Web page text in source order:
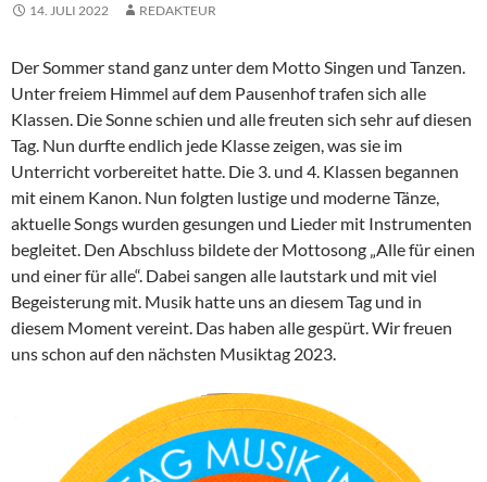
14. JULI 2022 REDAKTEUR
Der Sommer stand ganz unter dem Motto Singen und Tanzen.
Unter freiem Himmel auf dem Pausenhof trafen sich alle
Klassen. Die Sonne schien und alle freuten sich sehr auf diesen
Tag. Nun durfte endlich jede Klasse zeigen, was sie im
Unterricht vorbereitet hatte. Die 3. und 4. Klassen begannen
mit einem Kanon. Nun folgten lustige und moderne Tänze,
aktuelle Songs wurden gesungen und Lieder mit Instrumenten
begleitet. Den Abschluss bildete der Mottosong „Alle für einen
und einer für alle“. Dabei sangen alle lautstark und mit viel
Begeisterung mit. Musik hatte uns an diesem Tag und in
diesem Moment vereint. Das haben alle gespürt. Wir freuen
uns schon auf den nächsten Musiktag 2023.